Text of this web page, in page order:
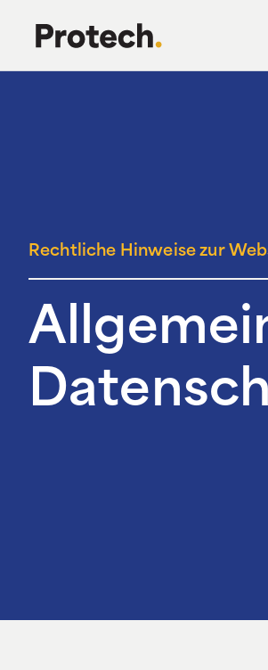
Rechtliche Hinweise zur